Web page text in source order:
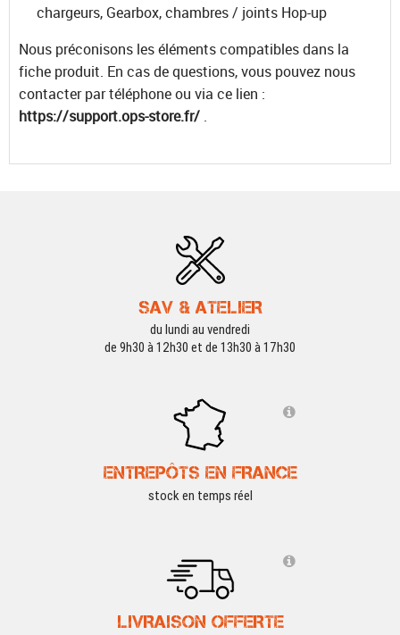
chargeurs, Gearbox, chambres / joints Hop-up
Nous préconisons les éléments compatibles dans la
fiche produit. En cas de questions, vous pouvez nous
contacter par téléphone ou via ce lien :
https://support.ops-store.fr/ .
SAV & ATELIER
du lundi au vendredi
de 9h30 à 12h30 et de 13h30 à 17h30
ENTREPÔTS EN FRANCE
stock en temps réel
LIVRAISON OFFERTE